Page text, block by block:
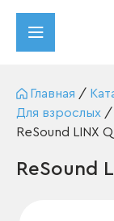
Главная /
Для взрослых /
ReSound LINX
ReSound